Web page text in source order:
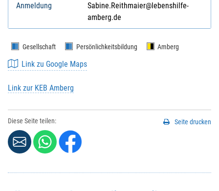
Anmeldung
Sabine.Reithmaier@lebenshilfe-
amberg.de
Gesellschaft Persönlichkeitsbildung Amberg
Link zu Google Maps
Link zur KEB Amberg
Diese Seite teilen: Seite drucken